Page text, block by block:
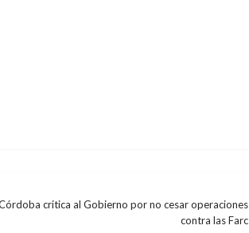
critica al Gobierno por no cesar operaciones
contra las Farc